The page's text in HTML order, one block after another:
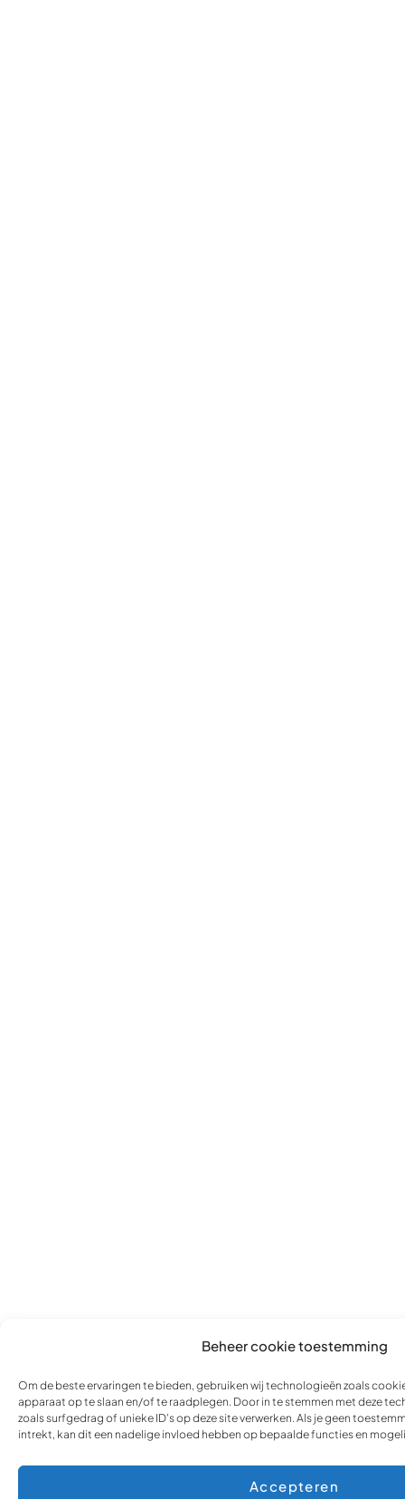
Beheer cookie toestemming
Om de beste ervaringen te bieden, gebruiken wij technologieën zoals
apparaat op te slaan en/of te raadplegen. Door in te stemmen met deze
zoals surfgedrag of unieke ID's op deze site verwerken. Als je geen
intrekt, kan dit een nadelige invloed hebben op bepaalde functies en
Accepteren